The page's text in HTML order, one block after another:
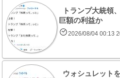
トランプ大統領
巨額の利益か
2026/08/04 00:13
ウォシュレット